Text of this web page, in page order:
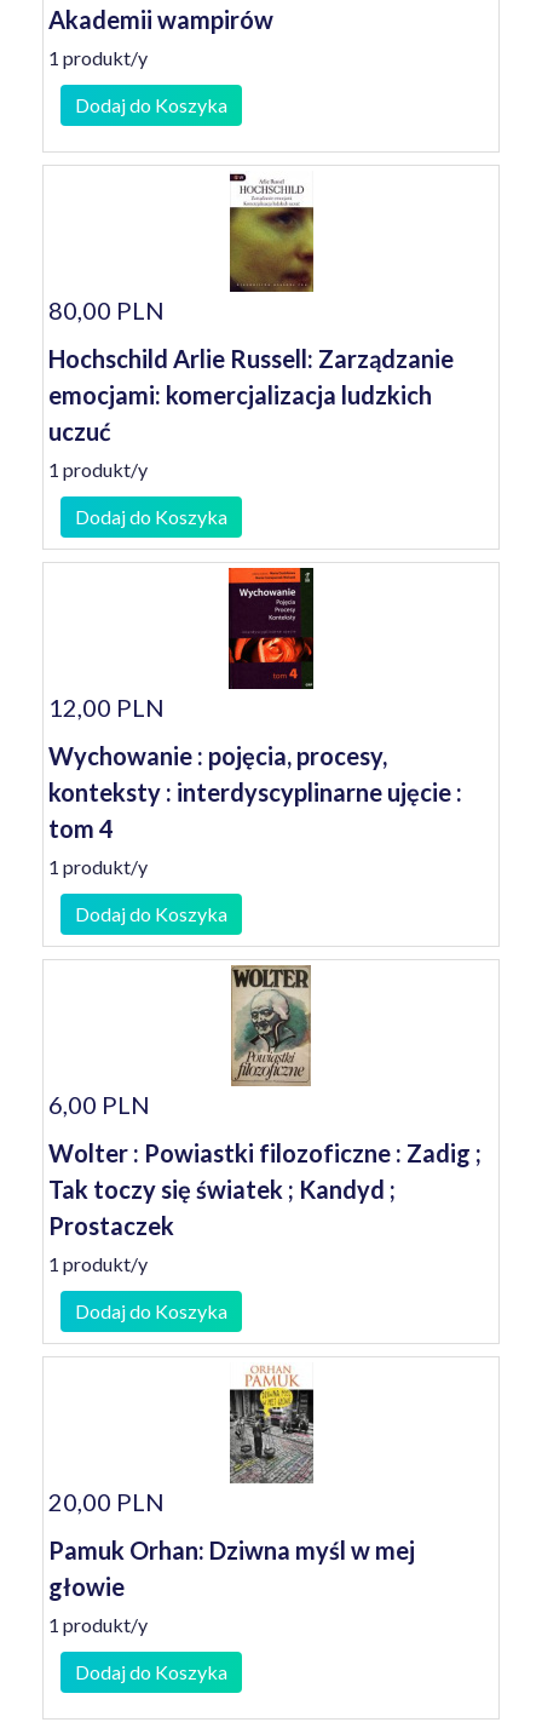
Akademii wampirów
1 produkt/y
Dodaj do Koszyka
80,00 PLN
Hochschild Arlie Russell: Zarządzanie
emocjami: komercjalizacja ludzkich
uczuć
1 produkt/y
Dodaj do Koszyka
12,00 PLN
Wychowanie : pojęcia, procesy,
konteksty : interdyscyplinarne ujęcie :
tom 4
1 produkt/y
Dodaj do Koszyka
6,00 PLN
Wolter : Powiastki filozoficzne : Zadig ;
Tak toczy się światek ; Kandyd ;
Prostaczek
1 produkt/y
Dodaj do Koszyka
20,00 PLN
Pamuk Orhan: Dziwna myśl w mej
głowie
1 produkt/y
Dodaj do Koszyka